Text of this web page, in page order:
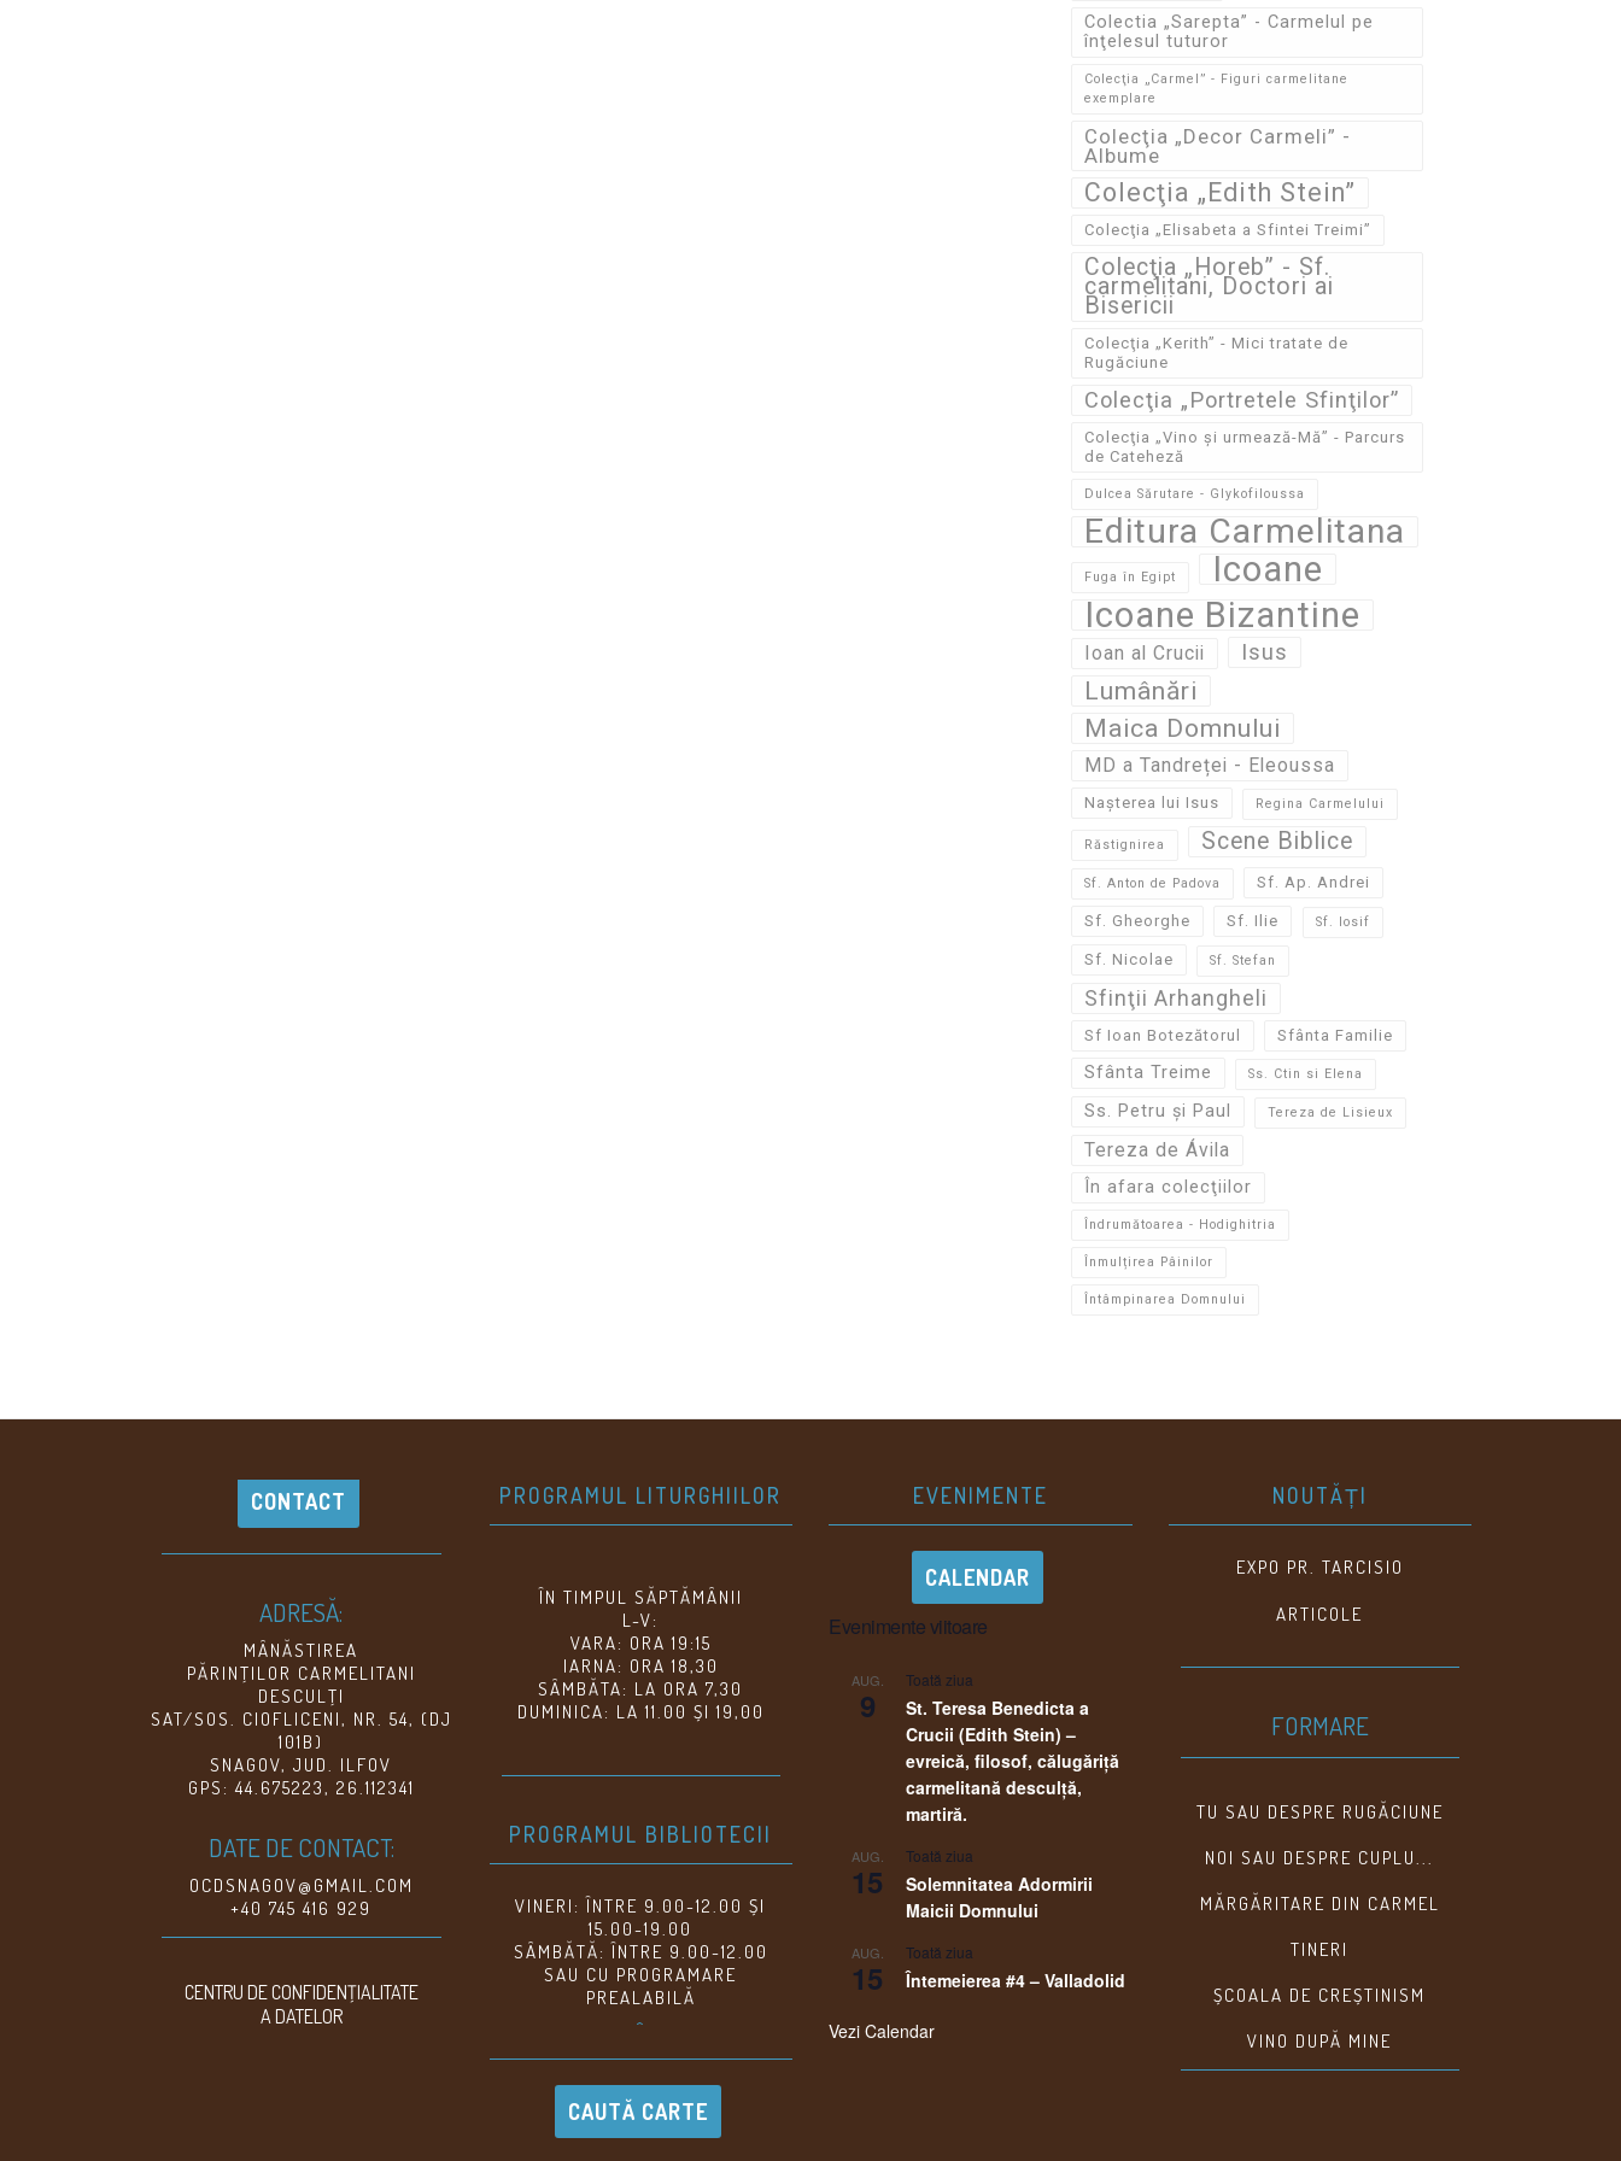
Colectia „Sarepta” - Carmelul pe
înţelesul tuturor
Colecţia „Carmel” - Figuri carmelitane
exemplare
Colecţia „Decor Carmeli” -
Albume
Colecţia „Edith Stein”
Colecţia „Elisabeta a Sfintei Treimi”
Colecţia „Horeb” - Sf.
carmelitani, Doctori ai
Bisericii
Colecţia „Kerith” - Mici tratate de
Rugăciune
Colecţia „Portretele Sfinţilor”
Colecţia „Vino și urmează-Mă” - Parcurs
de Cateheză
Dulcea Sărutare - Glykofiloussa
Editura Carmelitana
Fuga în Egipt
Icoane
Icoane Bizantine
Ioan al Crucii Isus
Lumânări
Maica Domnului
MD a Tandreței - Eleoussa
Nașterea lui Isus Regina Carmelului
Răstignirea Scene Biblice
Sf. Anton de Padova Sf. Ap. Andrei
Sf. Gheorghe Sf. Ilie Sf. Iosif
Sf. Nicolae Sf. Stefan
Sfinţii Arhangheli
Sf Ioan Botezătorul Sfânta Familie
Sfânta Treime Ss. Ctin si Elena
Ss. Petru și Paul Tereza de Lisieux
Tereza de Ávila
În afara colecţiilor
Îndrumătoarea - Hodighitria
Înmulțirea Pâinilor
Întâmpinarea Domnului
CONTACT
ADRESĂ:
MÂNĂSTIREA
PĂRINŢILOR CARMELITANI
DESCULŢI
SAT/SOS. CIOFLICENI, NR. 54, (DJ
101B)
SNAGOV, JUD. ILFOV
GPS: 44.675223, 26.112341
DATE DE CONTACT:
OCDSNAGOV@GMAIL.COM
+40 745 416 929
CENTRU DE CONFIDENŢIALITATE
A DATELOR
PROGRAMUL LITURGHIILOR
ÎN TIMPUL SĂPTĂMÂNII
L-V:
VARA: ORA 19:15
IARNA: ORA 18,30
SÂMBĂTA: LA ORA 7,30
DUMINICA: LA 11.00 ȘI 19,00
PROGRAMUL BIBLIOTECII
VINERI: ÎNTRE 9.00-12.00 ȘI
15.00-19.00
SÂMBĂTĂ: ÎNTRE 9.00-12.00
SAU CU PROGRAMARE
PREALABILĂ
^
CAUTĂ CARTE
EVENIMENTE
CALENDAR
Evenimente viitoare
AUG.
9
Toată ziua
St. Teresa Benedicta a
Crucii (Edith Stein) –
evreică, filosof, călugăriţă
carmelitană desculţă,
martiră.
AUG.
15
Toată ziua
Solemnitatea Adormirii
Maicii Domnului
AUG.
15
Toată ziua
Întemeierea #4 – Valladolid
Vezi Calendar
NOUTĂȚI
EXPO PR. TARCISIO
ARTICOLE
FORMARE
TU SAU DESPRE RUGĂCIUNE
NOI SAU DESPRE CUPLU...
MĂRGĂRITARE DIN CARMEL
TINERI
ȘCOALA DE CREȘTINISM
VINO DUPĂ MINE